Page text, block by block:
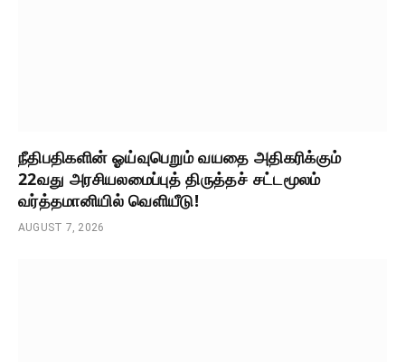
நீதிபதிகளின் ஓய்வுபெறும் வயதை அதிகரிக்கும்
22வது அரசியலமைப்புத் திருத்தச் சட்டமூலம்
வர்த்தமானியில் வெளியீடு!
AUGUST 7, 2026